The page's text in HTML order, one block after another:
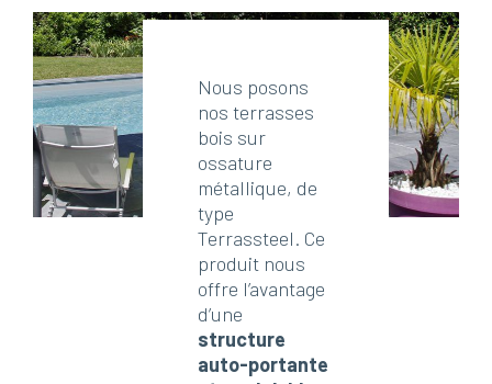
Nous posons
nos terrasses
bois sur
ossature
métallique, de
type
Terrassteel. Ce
produit nous
offre l’avantage
d’une
structure
auto-portante